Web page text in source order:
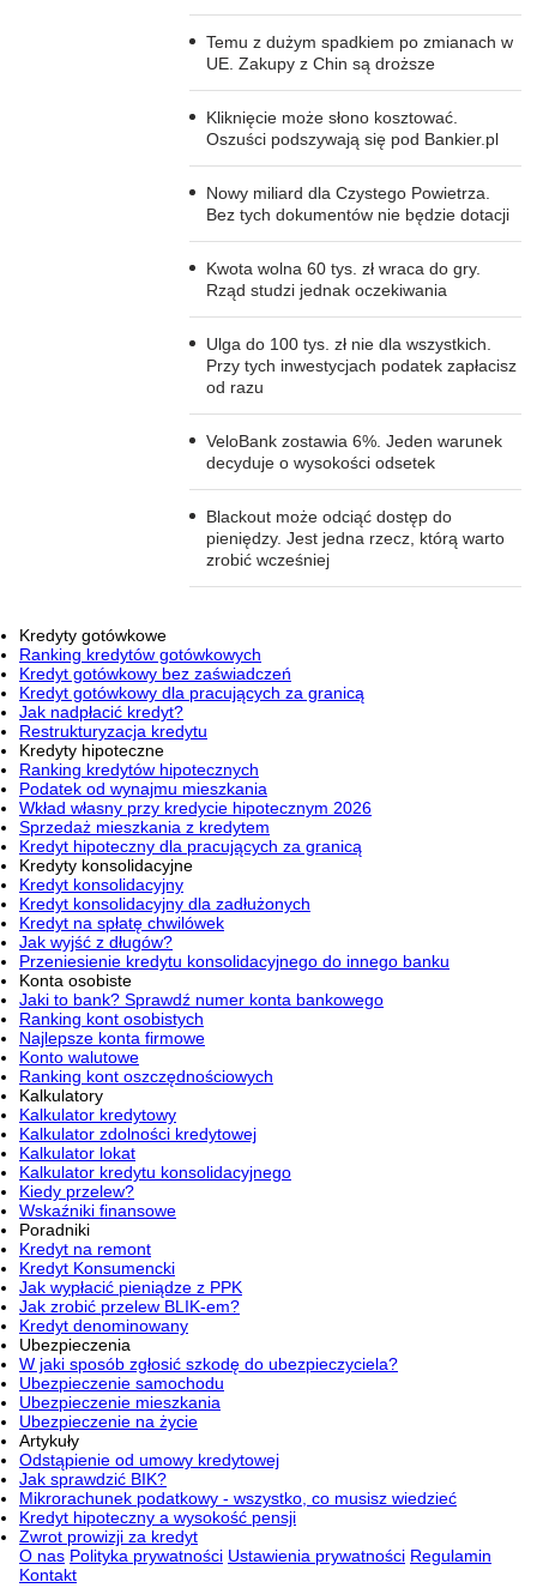
Temu z dużym spadkiem po zmianach w
UE. Zakupy z Chin są droższe
Kliknięcie może słono kosztować.
Oszuści podszywają się pod Bankier.pl
Nowy miliard dla Czystego Powietrza.
Bez tych dokumentów nie będzie dotacji
Kwota wolna 60 tys. zł wraca do gry.
Rząd studzi jednak oczekiwania
Ulga do 100 tys. zł nie dla wszystkich.
Przy tych inwestycjach podatek zapłacisz
od razu
VeloBank zostawia 6%. Jeden warunek
decyduje o wysokości odsetek
Blackout może odciąć dostęp do
pieniędzy. Jest jedna rzecz, którą warto
zrobić wcześniej
Kredyty gotówkowe
Ranking kredytów gotówkowych
Kredyt gotówkowy bez zaświadczeń
Kredyt gotówkowy dla pracujących za granicą
Jak nadpłacić kredyt?
Restrukturyzacja kredytu
Kredyty hipoteczne
Ranking kredytów hipotecznych
Podatek od wynajmu mieszkania
Wkład własny przy kredycie hipotecznym 2026
Sprzedaż mieszkania z kredytem
Kredyt hipoteczny dla pracujących za granicą
Kredyty konsolidacyjne
Kredyt konsolidacyjny
Kredyt konsolidacyjny dla zadłużonych
Kredyt na spłatę chwilówek
Jak wyjść z długów?
Przeniesienie kredytu konsolidacyjnego do innego banku
Konta osobiste
Jaki to bank? Sprawdź numer konta bankowego
Ranking kont osobistych
Najlepsze konta firmowe
Konto walutowe
Ranking kont oszczędnościowych
Kalkulatory
Kalkulator kredytowy
Kalkulator zdolności kredytowej
Kalkulator lokat
Kalkulator kredytu konsolidacyjnego
Kiedy przelew?
Wskaźniki finansowe
Poradniki
Kredyt na remont
Kredyt Konsumencki
Jak wypłacić pieniądze z PPK
Jak zrobić przelew BLIK-em?
Kredyt denominowany
Ubezpieczenia
W jaki sposób zgłosić szkodę do ubezpieczyciela?
Ubezpieczenie samochodu
Ubezpieczenie mieszkania
Ubezpieczenie na życie
Artykuły
Odstąpienie od umowy kredytowej
Jak sprawdzić BIK?
Mikrorachunek podatkowy - wszystko, co musisz wiedzieć
Kredyt hipoteczny a wysokość pensji
Zwrot prowizji za kredyt
O nas Polityka prywatności Ustawienia prywatności Regulamin
Kontakt